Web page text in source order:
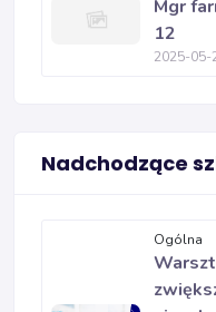
Mgr
12
2025-05-
Nadchodzące
Ogólna